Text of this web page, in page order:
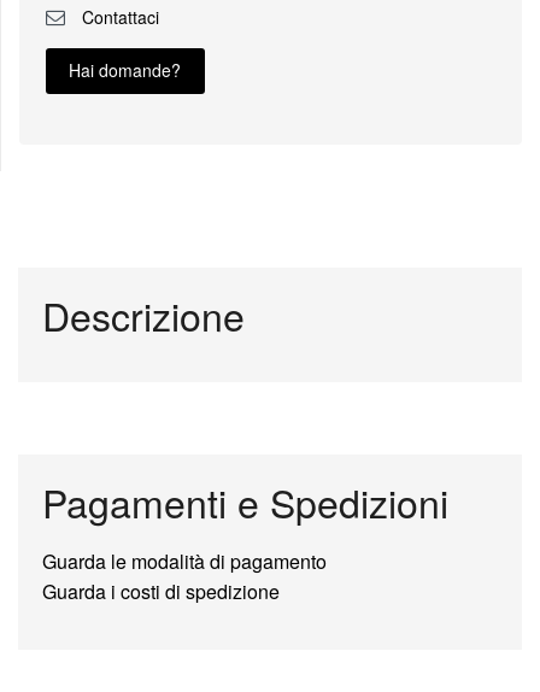
Contattaci
Hai domande?
Descrizione
Pagamenti e Spedizioni
Guarda le modalità di pagamento
Guarda i costi di spedizione